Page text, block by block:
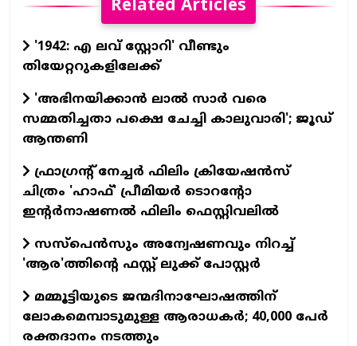
Related Articles
'1942: എ ലവ് സ്റ്റോറി' വീണ്ടും
തിയേറ്ററുകളിലേക്ക്
'അഭിനയിക്കാന്‍ ലാല്‍ സാര്‍ വരെ
സമ്മതിച്ചതാ പക്ഷെ ചേച്ചി കാലുവാരി'; ജൂഡ്
ആന്തണി
ഫ്രാഗ്രന്റ് നേച്ചര്‍ ഫിലിം ക്രിയേഷന്‍സ്
ചിത്രം 'ഹാഫ്' പ്രീമിയര്‍ ടൊറന്റോ
ഇന്റര്‍നാഷണല്‍ ഫിലിം ഫെസ്റ്റിവലില്‍
സസ്പെന്‍സും അന്വേഷണവും നിറച്ച്
'ആര'ത്തിന്റെ ഫസ്റ്റ് ലുക്ക് പോസ്റ്റര്‍
മമ്മൂട്ടിയുടെ ജന്മദിനാഘോഷത്തിന്
ലോകമെമ്പാടുമുള്ള ആരാധകര്‍; 40,000 പേര്‍
രക്തദാനം നടത്തും